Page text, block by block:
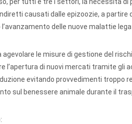
causati dalle epizoozie, a
delle nuove malattie
agevolare le misure di gestione del
l’apertura di nuovi mercati tramite gli
evitando provvedimenti
sul benessere animale durante il